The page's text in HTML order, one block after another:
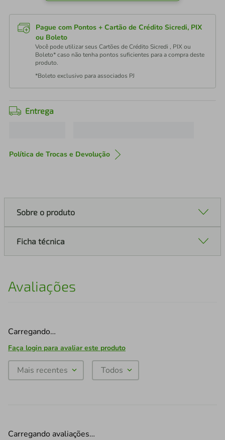
Pague com Pontos + Cartão de Crédito Sicredi, PIX
ou Boleto
Você pode utilizar seus Cartões de Crédito Sicredi , PIX ou
Boleto* caso não tenha pontos suficientes para a compra deste
produto.
*Boleto exclusivo para associados PJ
Entrega
Política de Trocas e Devolução
Sobre o produto
Ficha técnica
Avaliações
Carregando…
Faça login para avaliar este produto
Mais recentes Todos
Carregando avaliações…